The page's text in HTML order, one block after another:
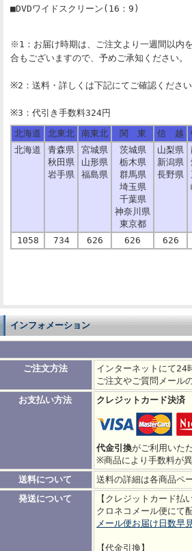
■DVDワイドスクリーン(16：9)
※1：お届け時期は、ご注文より一週間以内
合もございますので、予めご承知ください。
※2：送料・詳しくは下記にてご確認ください
※3：代引き手数料324円
北海道
北東北 南東北 関 東 信 越
北海道
青森県
秋田県
岩手県
宮城県
山形県
福島県
茨城県
栃木県
群馬県
埼玉県
千葉県
神奈川県
東京都
山梨県
新潟県
長野県
1058 734 626 626 626
インフォメーション
ご注文方法
インターネットにて24
ご注文やご質問メール
お支払い方法
クレジットカード決済
代金引換がご利用いた
※商品により手数料が
送料について
送料の詳細は各商品ペ
発送について
【クレジットカード払い
クロネコメール便にて
メール便お届け日数早
【代金引換】